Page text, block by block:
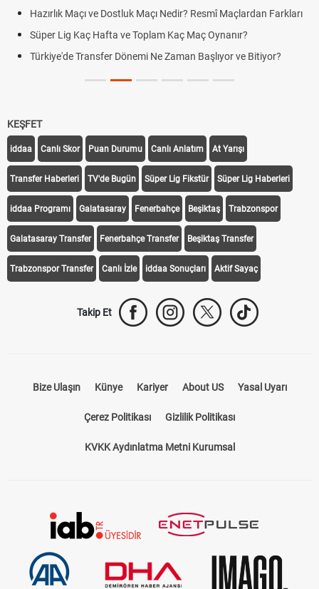
Hazırlık Maçı ve Dostluk Maçı Nedir? Resmî Maçlardan Farkları
Süper Lig Kaç Hafta ve Toplam Kaç Maç Oynanır?
Türkiye'de Transfer Dönemi Ne Zaman Başlıyor ve Bitiyor?
KEŞFET
iddaa Canlı Skor Puan Durumu Canlı Anlatım At Yarışı
Transfer Haberleri TV'de Bugün Süper Lig Fikstür Süper Lig Haberleri
iddaa Programı Galatasaray Fenerbahçe Beşiktaş Trabzonspor
Galatasaray Transfer Fenerbahçe Transfer Beşiktaş Transfer
Trabzonspor Transfer Canlı İzle iddaa Sonuçları Aktif Sayaç
Takip Et
Bize Ulaşın Künye Kariyer About US Yasal Uyarı
Çerez Politikası Gizlilik Politikası
KVKK Aydınlatma Metni Kurumsal